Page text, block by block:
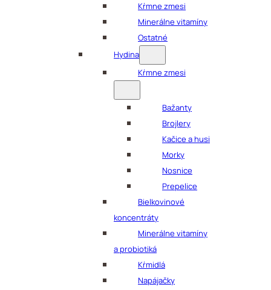
Kŕmne zmesi
Minerálne vitamíny
Ostatné
Hydina
Kŕmne zmesi
Bažanty
Brojlery
Kačice a husi
Morky
Nosnice
Prepelice
Bielkovinové
koncentráty
Minerálne vitamíny
a probiotiká
Kŕmidlá
Napájačky